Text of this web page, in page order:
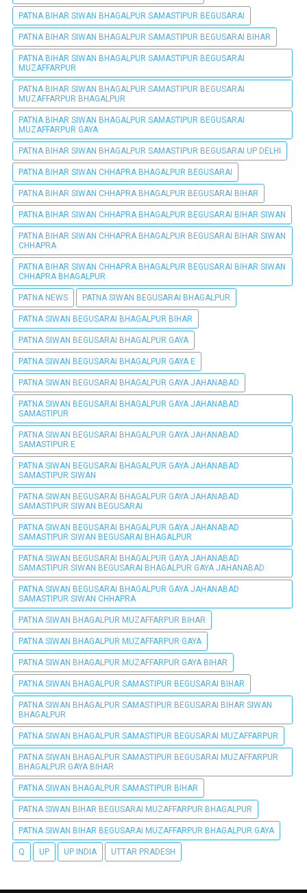
PATNA BIHAR SIWAN BHAGALPUR SAMASTIPUR BEGUSARAI
PATNA BIHAR SIWAN BHAGALPUR SAMASTIPUR BEGUSARAI BIHAR
PATNA BIHAR SIWAN BHAGALPUR SAMASTIPUR BEGUSARAI
MUZAFFARPUR
PATNA BIHAR SIWAN BHAGALPUR SAMASTIPUR BEGUSARAI
MUZAFFARPUR BHAGALPUR
PATNA BIHAR SIWAN BHAGALPUR SAMASTIPUR BEGUSARAI
MUZAFFARPUR GAYA
PATNA BIHAR SIWAN BHAGALPUR SAMASTIPUR BEGUSARAI UP DELHI
PATNA BIHAR SIWAN CHHAPRA BHAGALPUR BEGUSARAI
PATNA BIHAR SIWAN CHHAPRA BHAGALPUR BEGUSARAI BIHAR
PATNA BIHAR SIWAN CHHAPRA BHAGALPUR BEGUSARAI BIHAR SIWAN
PATNA BIHAR SIWAN CHHAPRA BHAGALPUR BEGUSARAI BIHAR SIWAN
CHHAPRA
PATNA BIHAR SIWAN CHHAPRA BHAGALPUR BEGUSARAI BIHAR SIWAN
CHHAPRA BHAGALPUR
PATNA NEWS PATNA SIWAN BEGUSARAI BHAGALPUR
PATNA SIWAN BEGUSARAI BHAGALPUR BIHAR
PATNA SIWAN BEGUSARAI BHAGALPUR GAYA
PATNA SIWAN BEGUSARAI BHAGALPUR GAYA E
PATNA SIWAN BEGUSARAI BHAGALPUR GAYA JAHANABAD
PATNA SIWAN BEGUSARAI BHAGALPUR GAYA JAHANABAD
SAMASTIPUR
PATNA SIWAN BEGUSARAI BHAGALPUR GAYA JAHANABAD
SAMASTIPUR E
PATNA SIWAN BEGUSARAI BHAGALPUR GAYA JAHANABAD
SAMASTIPUR SIWAN
PATNA SIWAN BEGUSARAI BHAGALPUR GAYA JAHANABAD
SAMASTIPUR SIWAN BEGUSARAI
PATNA SIWAN BEGUSARAI BHAGALPUR GAYA JAHANABAD
SAMASTIPUR SIWAN BEGUSARAI BHAGALPUR
PATNA SIWAN BEGUSARAI BHAGALPUR GAYA JAHANABAD
SAMASTIPUR SIWAN BEGUSARAI BHAGALPUR GAYA JAHANABAD
PATNA SIWAN BEGUSARAI BHAGALPUR GAYA JAHANABAD
SAMASTIPUR SIWAN CHHAPRA
PATNA SIWAN BHAGALPUR MUZAFFARPUR BIHAR
PATNA SIWAN BHAGALPUR MUZAFFARPUR GAYA
PATNA SIWAN BHAGALPUR MUZAFFARPUR GAYA BIHAR
PATNA SIWAN BHAGALPUR SAMASTIPUR BEGUSARAI BIHAR
PATNA SIWAN BHAGALPUR SAMASTIPUR BEGUSARAI BIHAR SIWAN
BHAGALPUR
PATNA SIWAN BHAGALPUR SAMASTIPUR BEGUSARAI MUZAFFARPUR
PATNA SIWAN BHAGALPUR SAMASTIPUR BEGUSARAI MUZAFFARPUR
BHAGALPUR GAYA BIHAR
PATNA SIWAN BHAGALPUR SAMASTIPUR BIHAR
PATNA SIWAN BIHAR BEGUSARAI MUZAFFARPUR BHAGALPUR
PATNA SIWAN BIHAR BEGUSARAI MUZAFFARPUR BHAGALPUR GAYA
Q UP UP INDIA UTTAR PRADESH